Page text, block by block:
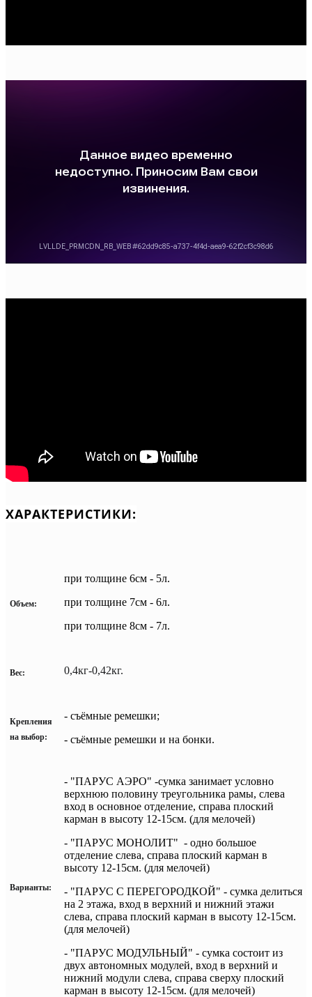
ХАРАКТЕРИСТИКИ:
Объем:
при толщине 6см - 5л.
при толщине 7см - 6л.
при толщине 8см - 7л.
Вес: 0,4кг-0,42кг.
Крепления
на выбор:
- съёмные ремешки;
- съёмные ремешки и на бонки.
Варианты:
- "ПАРУС АЭРО" -сумка занимает условно
верхнюю половину треугольника рамы, слева
вход в основное отделение, справа плоский
карман в высоту 12-15см. (для мелочей)
- "ПАРУС МОНОЛИТ" - одно большое
отделение слева, справа плоский карман в
высоту 12-15см. (для мелочей)
- "ПАРУС С ПЕРЕГОРОДКОЙ" - сумка делиться
на 2 этажа, вход в верхний и нижний этажи
слева, справа плоский карман в высоту 12-15см.
(для мелочей)
- "ПАРУС МОДУЛЬНЫЙ" - сумка состоит из
двух автономных модулей, вход в верхний и
нижний модули слева, справа сверху плоский
карман в высоту 12-15см. (для мелочей)